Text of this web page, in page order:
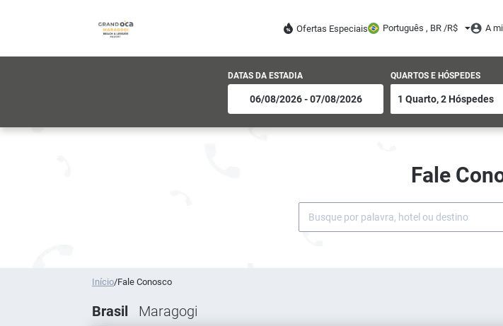
Ofertas Especiais Português , BR /R$ A
DATAS DA ESTADIA QUARTOS E HÓSPEDES
Fale
Início/Fale Conosco
Brasil Maragogi